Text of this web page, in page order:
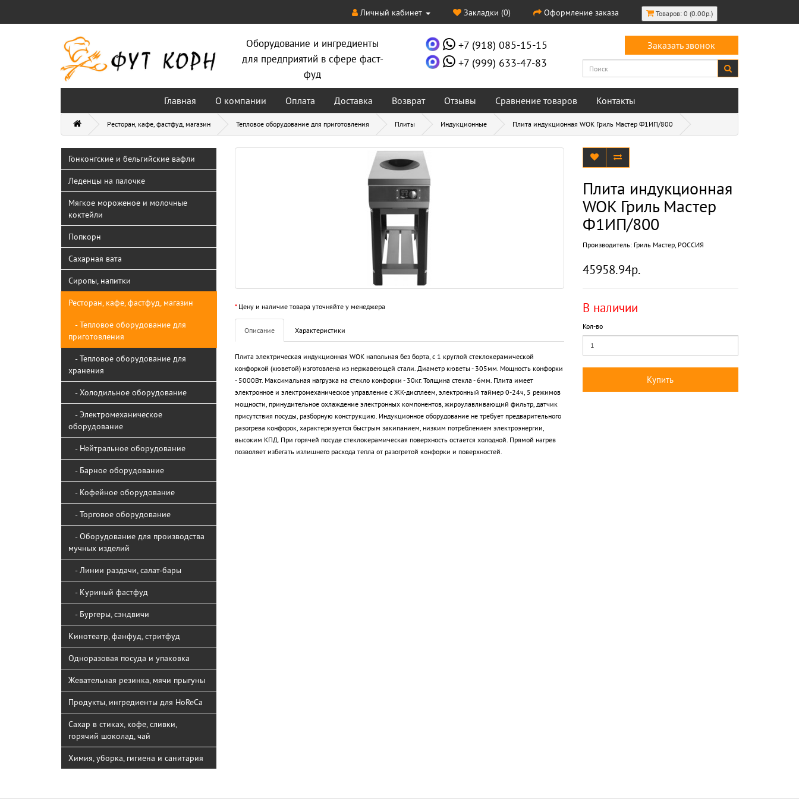
Личный кабинет Закладки (0) Оформление заказа Товаров: 0 (0.00р.)
Оборудование и ингредиенты
для предприятий в сфере фаст-
фуд
+7 (918) 085-15-15
+7 (999) 633-47-83
Заказать звонок
Главная О компании Оплата Доставка Возврат Отзывы Сравнение товаров Контакты
Ресторан, кафе, фастфуд, магазин Тепловое оборудование для приготовления Плиты Индукционные Плита индукционная WOK Гриль Мастер Ф1ИП/800
Гонконгские и бельгийские вафли
Леденцы на палочке
Мягкое мороженое и молочные
коктейли
Попкорн
Сахарная вата
Сиропы, напитки
Ресторан, кафе, фастфуд, магазин
- Тепловое оборудование для
приготовления
- Тепловое оборудование для
хранения
- Холодильное оборудование
- Электромеханическое
оборудование
- Нейтральное оборудование
- Барное оборудование
- Кофейное оборудование
- Торговое оборудование
- Оборудование для производства
мучных изделий
- Линии раздачи, салат-бары
- Куриный фастфуд
- Бургеры, сэндвичи
Кинотеатр, фанфуд, стритфуд
Одноразовая посуда и упаковка
Жевательная резинка, мячи прыгуны
Продукты, ингредиенты для HoReCa
Сахар в стиках, кофе, сливки,
горячий шоколад, чай
Химия, уборка, гигиена и санитария
*Цену и наличие товара уточняйте у менеджера
Плита индукционная
WOK Гриль Мастер
Ф1ИП/800
Производитель: Гриль Мастер, РОССИЯ
45958.94р.
В наличии
Кол-во
Купить
Описание Характеристики
Плита электрическая индукционная WOK напольная без борта, с 1 круглой стеклокерамической
конфоркой (кюветой) изготовлена из нержавеющей стали. Диаметр кюветы - 305мм. Мощность конфорки
- 5000Вт. Максимальная нагрузка на стекло конфорки - 30кг. Толщина стекла - 6мм. Плита имеет
электронное и электромеханическое управление с ЖК-дисплеем, электронный таймер 0-24ч, 5 режимов
мощности, принудительное охлаждение электронных компонентов, жироулавливающий фильтр, датчик
присутствия посуды, разборную конструкцию. Индукционное оборудование не требует предварительного
разогрева конфорок, характеризуется быстрым закипанием, низким потреблением электроэнергии,
высоким КПД. При горячей посуде стеклокерамическая поверхность остается холодной. Прямой нагрев
позволяет избегать излишнего расхода тепла от разогретой конфорки и поверхностей.